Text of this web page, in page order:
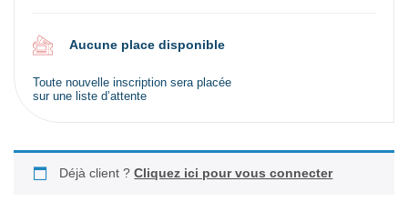
Aucune place disponible
Toute nouvelle inscription sera placée
sur une liste d’attente
Déjà client ?Cliquez ici pour vous connecter